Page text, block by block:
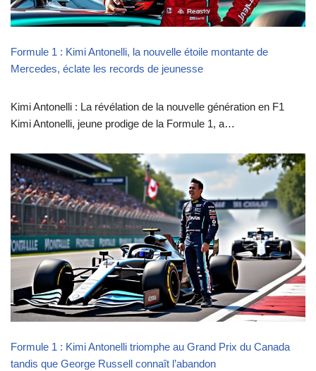
Formule 1 : Kimi Antonelli, la nouvelle étoile montante de
Mercedes, éclate les records de jeunesse
Kimi Antonelli : La révélation de la nouvelle génération en F1
Kimi Antonelli, jeune prodige de la Formule 1, a…
Formule 1 : Kimi Antonelli triomphe au Grand Prix du Canada
tandis que George Russell connaît l’abandon